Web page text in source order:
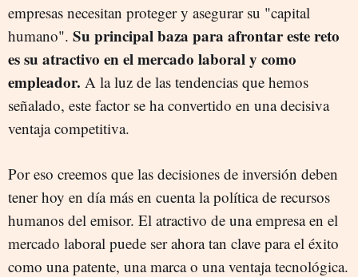
empresas necesitan proteger y asegurar su "capital
humano". Su principal baza para afrontar este reto
es su atractivo en el mercado laboral y como
empleador. A la luz de las tendencias que hemos
señalado, este factor se ha convertido en una decisiva
ventaja competitiva.
Por eso creemos que las decisiones de inversión deben
tener hoy en día más en cuenta la política de recursos
humanos del emisor. El atractivo de una empresa en el
mercado laboral puede ser ahora tan clave para el éxito
como una patente, una marca o una ventaja tecnológica.